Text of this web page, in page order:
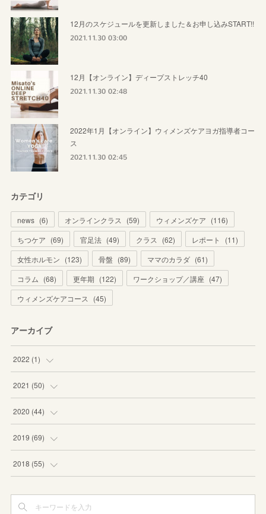
12月のスケジュールを更新しました＆お申し込みSTART!!
2021.11.30 03:00
12月【オンライン】ディープストレッチ40
2021.11.30 02:48
2022年1月【オンライン】ウィメンズケアヨガ指導者コー
ス
2021.11.30 02:45
カテゴリ
news (6) オンラインクラス (59) ウィメンズケア (116)
ちつケア (69) 官足法 (49) クラス (62) レポート (11)
女性ホルモン (123) 骨盤 (89) ママのカラダ (61)
コラム (68) 更年期 (122) ワークショップ／講座 (47)
ウィメンズケアコース
(45)
アーカイブ
2022 (1)
(1
2021 (50)
(1
(8
(6
(8)
2020 (44)
(3
(1
(2
2019 (69)
(8
2018 (55)